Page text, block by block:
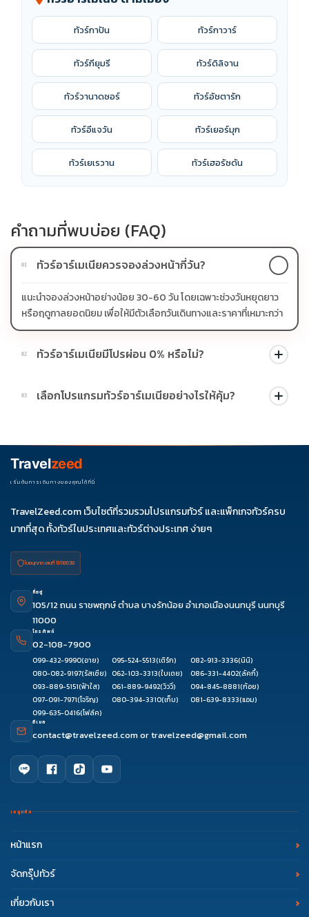
ทัวร์กาปัน ทัวร์กาวาร์
ทัวร์กียุมรี ทัวร์ดิลิจาน
ทัวร์วานาดซอร์ ทัวร์อัชตารัก
ทัวร์อีแจวัน ทัวร์เยอร์มุก
ทัวร์เยเรวาน ทัวร์เฮอรัซดัน
คำถามที่พบบ่อย (FAQ)
01 ทัวร์อาร์เมเนียควรจองล่วงหน้ากี่วัน?
แนะนำจองล่วงหน้าอย่างน้อย 30-60 วัน โดยเฉพาะช่วงวันหยุดยาว
หรือฤดูกาลยอดนิยม เพื่อให้มีตัวเลือกวันเดินทางและราคาที่เหมาะกว่า
02 ทัวร์อาร์เมเนียมีโปรผ่อน 0% หรือไม่?
บางโปรแกรมมีโปรผ่อน 0% หรือโปรโมชั่นบัตรเครดิตตามเงื่อนไขที่
บริษัทกำหนด สามารถดูสัญลักษณ์โปรโมชั่นในรายการทัวร์แต่ละ
03 เลือกโปรแกรมทัวร์อาร์เมเนียอย่างไรให้คุ้ม?
ช่วงราคา ไม่ควรเทียบจากราคาต่ำสุดเพียงอย่างเดียว
Travelzeed
เริ่มต้นการเดินทางของคุณได้ที่นี่
TravelZeed.com เว็บไซต์ที่รวมรวมโปรแกรมทัวร์ และแพ็กเกจทัวร์ครบ
มากที่สุด ทั้งทัวร์ในประเทศและทัวร์ต่างประเทศ ง่ายๆ
ใบอนุญาต เลขที่ 11/08038
ที่อยู่
105/12 ถนน ราชพฤกษ์ ตำบล บางรักน้อย อำเภอเมืองนนทบุรี นนทบุรี
11000
โทรศัพท์
02-108-7900
099-432-9990(อาย) 095-524-5513(เติร์ก) 082-913-3336(นินิ)
080-082-9197(รัสเซีย) 062-103-3313(ใบเตย) 086-331-4402(ลัคกี้)
093-889-5151(ฟ้าใส) 061-889-9492(วิววี่) 094-845-8881(ก้อย)
097-091-7971(โจริญ) 080-394-3310(เก็บ) 081-639-8333(แอม)
099-635-0416(โฟล์ค)
อีเมล
contact@travelzeed.comortravelzeed@gmail.com
เมนูหลัก
หน้าแรก
จัดกรุ๊ปทัวร์
เกี่ยวกับเรา